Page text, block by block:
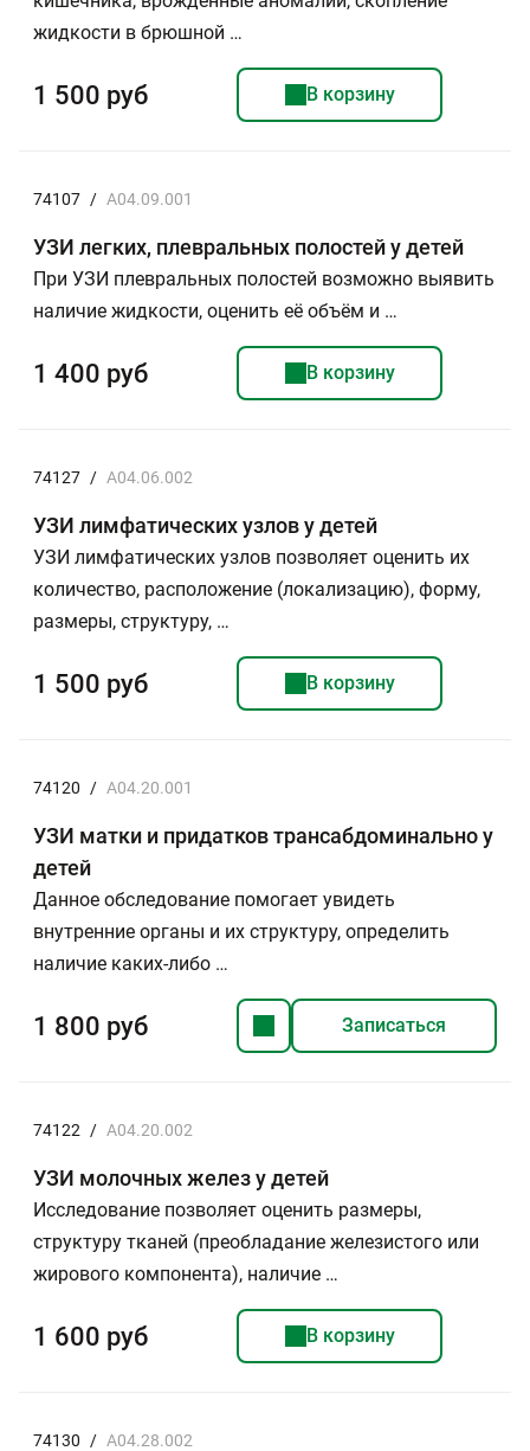
жидкости в брюшной …
1 500 руб В корзину
74107 / A04.09.001
УЗИ легких, плевральных полостей у детей
При УЗИ плевральных полостей возможно выявить
наличие жидкости, оценить её объём и …
1 400 руб В корзину
74127 / A04.06.002
УЗИ лимфатических узлов у детей
УЗИ лимфатических узлов позволяет оценить их
количество, расположение (локализацию), форму,
размеры, структуру, …
1 500 руб В корзину
74120 / A04.20.001
УЗИ матки и придатков трансабдоминально у
детей
Данное обследование помогает увидеть
внутренние органы и их структуру, определить
наличие каких-либо …
1 800 руб Записаться
74122 / A04.20.002
УЗИ молочных желез у детей
Исследование позволяет оценить размеры,
структуру тканей (преобладание железистого или
жирового компонента), наличие …
1 600 руб В корзину
74130 / A04.28.002